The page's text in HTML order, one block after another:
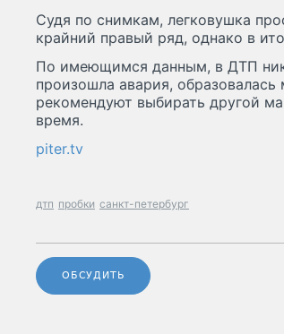
Судя по снимкам, легковушка
крайний правый ряд, однако в
По имеющимся данным, в ДТП
произошла авария,
рекомендуют выбирать другой
время.
piter.tv
дтп пробки санкт-петербург
ОБСУДИТЬ